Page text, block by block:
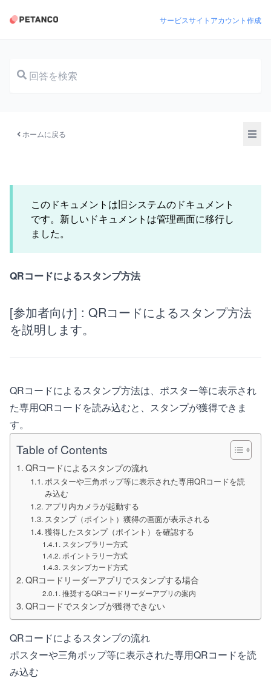
ドキュメント サービスサイト アカウント作成
ホームに戻る
このドキュメントは旧システムのドキュメント
です。新しいドキュメントは管理画面に移行し
ました。
QRコードによるスタンプ方法
[参加者向け] : QRコードによるスタンプ方法
を説明します。
QRコードによるスタンプ方法は、ポスター等に表示され
た専用QRコードを読み込むと、スタンプが獲得できま
す。
Table of Contents
QRコードによるスタンプの流れ
ポスターや三角ポップ等に表示された専用QRコードを読
み込む
アプリ内カメラが起動する
スタンプ（ポイント）獲得の画面が表示される
獲得したスタンプ（ポイント）を確認する
スタンプラリー方式
ポイントラリー方式
スタンプカード方式
QRコードリーダーアプリでスタンプする場合
推奨するQRコードリーダーアプリの案内
QRコードでスタンプが獲得できない
QRコードによるスタンプの流れ
ポスターや三角ポップ等に表示された専用QRコードを読
み込む